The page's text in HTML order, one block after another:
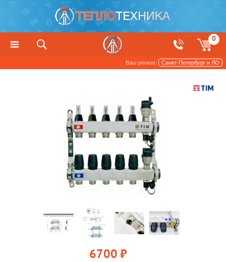
0
Ваш регион: Санкт-Петербург и ЛО
6700 руб.